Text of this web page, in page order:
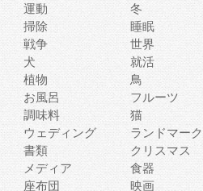
運動 冬
掃除 睡眠
戦争 世界
犬 就活
植物 鳥
お風呂 フルーツ
調味料 猫
ウェディング ランドマーク
書類 クリスマス
メディア 食器
座布団 映画